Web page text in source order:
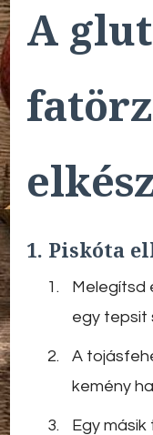
A
1. Piskóta
Melegítsd
egy tepsit
A
kemény
Egy